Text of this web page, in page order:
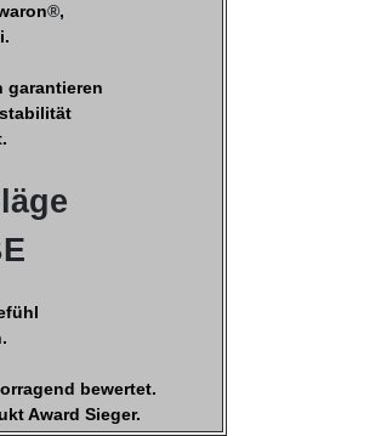
®,
garantieren
bewertet.
Award Sieger.